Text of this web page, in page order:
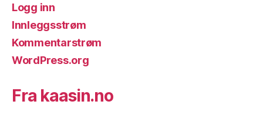
Logg inn
Innleggsstrøm
Kommentarstrøm
WordPress.org
Fra kaasin.no